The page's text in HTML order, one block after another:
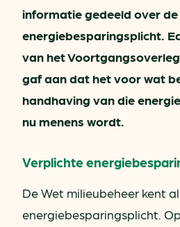
informatie gedeeld over de
energiebesparingsplicht.
van het
gaf aan dat het voor wat
handhaving van die
nu menens wordt.
Verplichte
De Wet milieubeheer kent
energiebesparingsplicht.